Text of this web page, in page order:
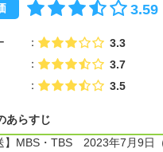
3.59
3.3
3.7
3.5
あらすじ
】MBS・TBS 2023年7月9日